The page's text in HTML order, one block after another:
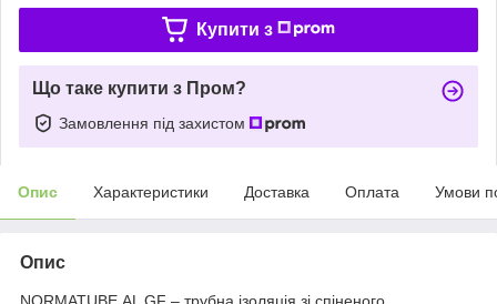
Купити з
Що таке купити з Пром?
Замовлення під захистом
Опис Характеристики Доставка Оплата Умови
Опис
NORMATUBE АL GF – трубна ізоляція зі спіненого